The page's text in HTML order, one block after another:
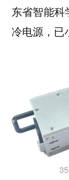
东省智能科
冷电源，已